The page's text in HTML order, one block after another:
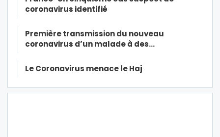
coronavirus identifié
Première transmission du nouveau
coronavirus d’un malade à des…
Le Coronavirus menace le Haj